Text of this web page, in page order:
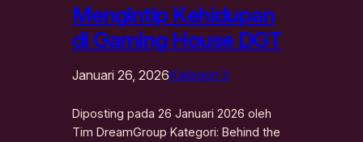
Mengintip Kehidupan
di Gaming House DGT
Januari 26, 2026Kategori 2
Diposting pada 26 Januari 2026 oleh
Tim DreamGroup Kategori: Behind the